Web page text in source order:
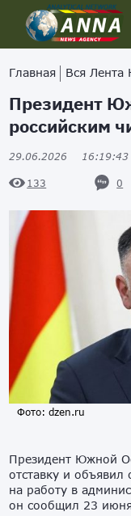
Главная Вся Лента
Президент
российским
29.06.2026 16:19:43
133 0
Фото: dzen.ru
Президент Южной
отставку и
на работу в
он сообщил 23